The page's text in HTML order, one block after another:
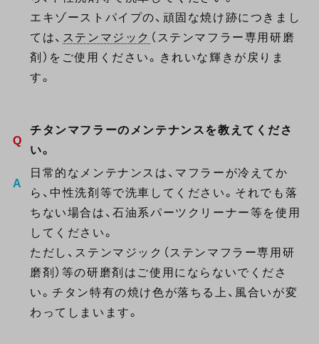
エキゾーストパイプの、頑固な焼け跡につきまし
ては、 ステンマジック （ステンマフラー専用研磨
剤）をご使用ください。きれいな輝きが戻りま
す。
チタンマフラーのメンテナンスを教えてくださ
い。
日常的なメンテナンスは、マフラーが冷えてか
ら、中性洗剤等で洗車してください。それでも落
ちない場合は、石油系パーツクリーナー等を使用
してください。
ただし、ステンマジック（ステンマフラー専用研
磨剤）等の研磨剤はご使用にならないでくださ
い。チタン特有の焼け色が落ちる上、風合いが変
わってしまいます。